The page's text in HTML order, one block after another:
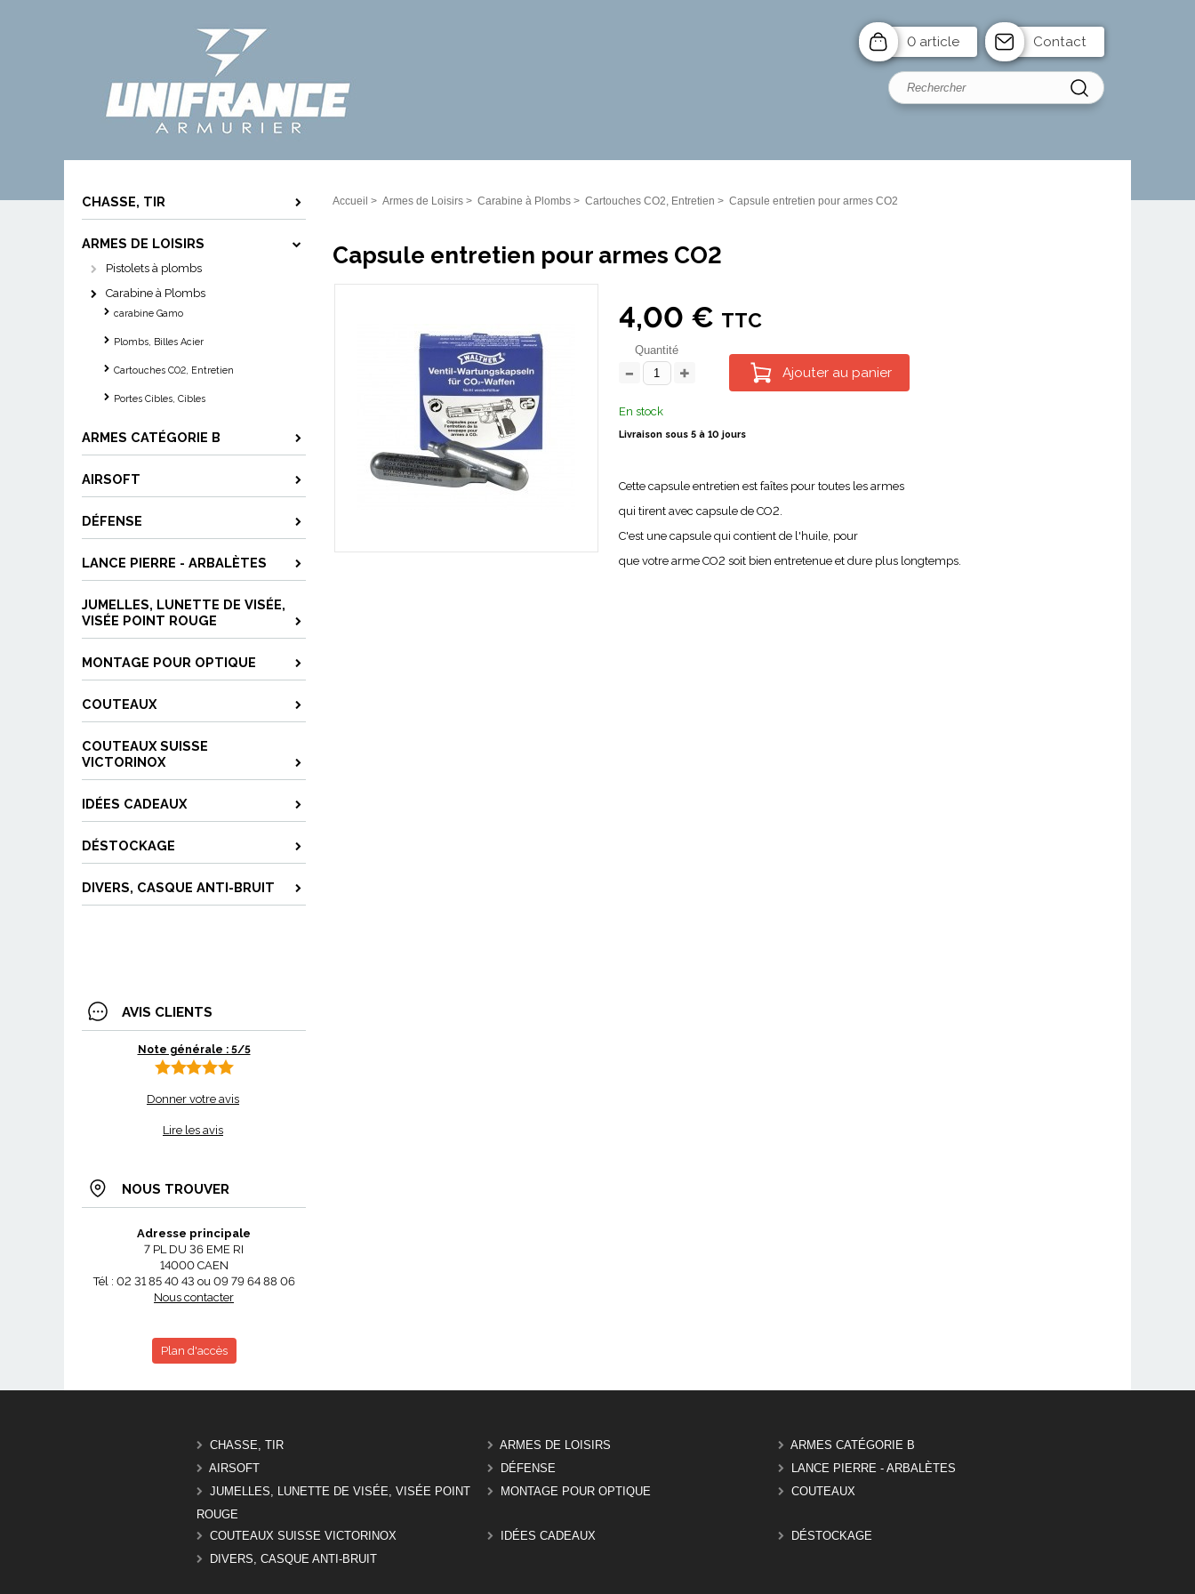
0 article Contact
CHASSE, TIR
ARMES DE LOISIRS
Pistolets à plombs
Carabine à Plombs
carabine Gamo
Plombs, Billes Acier
Cartouches CO2, Entretien
Portes Cibles, Cibles
ARMES CATÉGORIE B
AIRSOFT
DÉFENSE
LANCE PIERRE - ARBALÈTES
JUMELLES, LUNETTE DE VISÉE,
VISÉE POINT ROUGE
MONTAGE POUR OPTIQUE
COUTEAUX
COUTEAUX SUISSE
VICTORINOX
IDÉES CADEAUX
DÉSTOCKAGE
DIVERS, CASQUE ANTI-BRUIT
AVIS CLIENTS
Note générale : 5/5
Donner votre avis
Lire les avis
NOUS TROUVER
Adresse principale
7 PL DU 36 EME RI
14000 CAEN
Tél : 02 31 85 40 43 ou 09 79 64 88 06
Nous contacter
Plan d'accès
Accueil > Armes de Loisirs > Carabine à Plombs > Cartouches CO2, Entretien > Capsule entretien pour armes CO2
Capsule entretien pour armes CO2
4,00 € TTC
Quantité
Ajouter au panier
En stock
Livraison sous 5 à 10 jours
Cette capsule entretien est faîtes pour toutes les armes
qui tirent avec capsule de CO2.
C'est une capsule qui contient de l'huile, pour
que votre arme CO2 soit bien entretenue et dure plus longtemps.
CHASSE, TIR ARMES DE LOISIRS
ARMES CATÉGORIE B
AIRSOFT
DÉFENSE
LANCE PIERRE - ARBALÈTES
JUMELLES, LUNETTE DE VISÉE, VISÉE POINT
ROUGE
MONTAGE POUR OPTIQUE COUTEAUX
COUTEAUX SUISSE VICTORINOX IDÉES CADEAUX
DÉSTOCKAGE
DIVERS, CASQUE ANTI-BRUIT